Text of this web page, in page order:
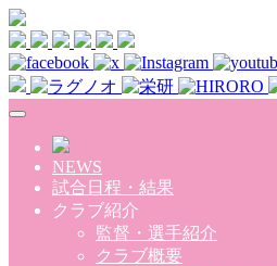
Skip to main content
NEWS
試合日程・結果
クラブ紹介
監督・選手紹介
クラブ概要